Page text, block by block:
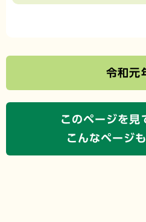
令和元
このページを見
こんなページ